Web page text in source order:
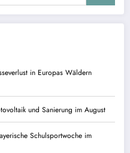
in Europas Wäldern
und Sanierung im August
Schulsportwoche im